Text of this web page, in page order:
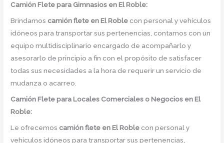
CamiónFlete para Gimnasios en El Roble:
Brindamos camión flete enEl Roble con personal y vehículos
idóneos para transportar sus pertenencias, contamos con un
equipo multidisciplinario encargado de acompañarlo y
asesorarlo de principio a fin con el propósito de satisfacer
todas sus necesidades a la hora de requerir un servicio de
mudanza o acarreo.
CamiónFlete para Locales Comerciales o Negocios en El
Roble:
Le ofrecemos camión flete enEl Roble con personal y
vehículos idóneos para transportar sus pertenencias,